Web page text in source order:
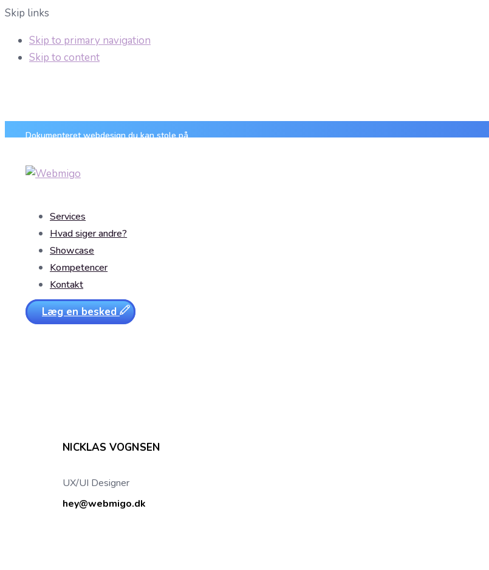
Skip links
Skip to primary navigation
Skip to content
Dokumenteret webdesign du kan stole på
Services
Hvad siger andre?
Showcase
Kompetencer
Kontakt
Læg en besked
NICKLAS VOGNSEN
UX/UI Designer
hey@webmigo.dk